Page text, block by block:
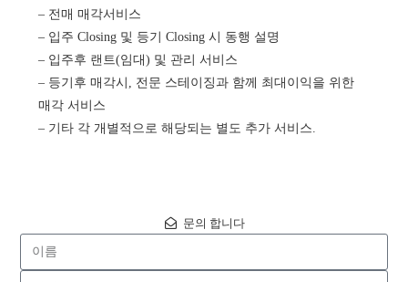
– 전매 매각서비스
– 입주 Closing 및 등기 Closing 시 동행 설명
– 입주후 랜트(임대) 및 관리 서비스
– 등기후 매각시, 전문 스테이징과 함께 최대이익을 위한
매각 서비스
– 기타 각 개별적으로 해당되는 별도 추가 서비스.
문의 합니다